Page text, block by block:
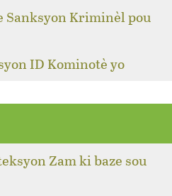
Sanksyon Kriminèl pou
ID Kominotè yo
Zam ki baze sou